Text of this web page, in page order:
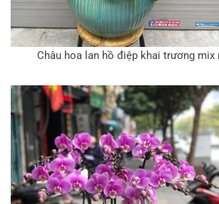
Châu hoa lan hồ điệp khai trương mix